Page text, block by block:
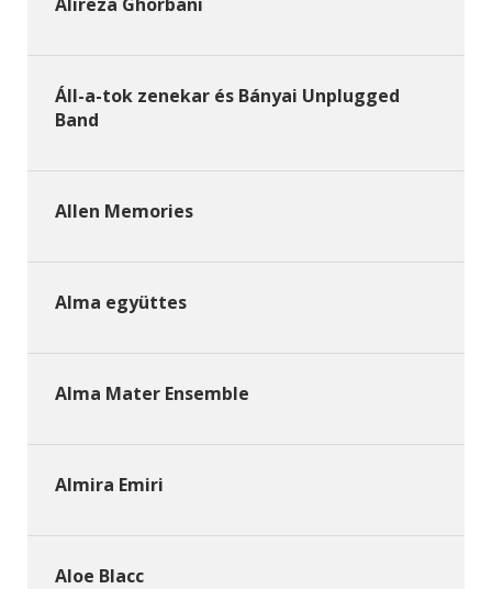
Áll-a-tok zenekar és Bányai Unplugged
Band
Allen Memories
Alma együttes
Alma Mater Ensemble
Almira Emiri
Aloe Blacc